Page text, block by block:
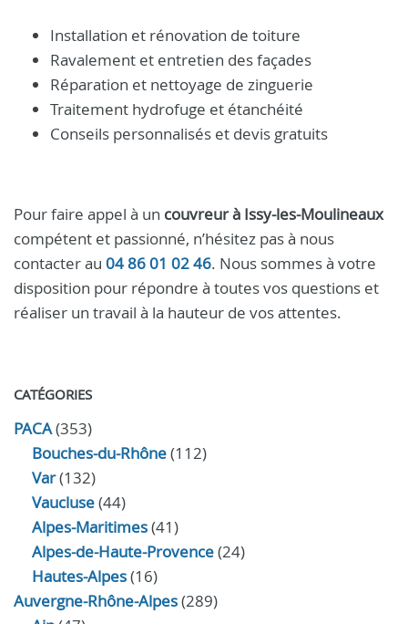
Installation et rénovation de toiture
Ravalement et entretien des façades
Réparation et nettoyage de zinguerie
Traitement hydrofuge et étanchéité
Conseils personnalisés et devis gratuits
Pour faire appel à un couvreur à Issy-les-Moulineaux
compétent et passionné, n’hésitez pas à nous
contacter au 04 86 01 02 46. Nous sommes à votre
disposition pour répondre à toutes vos questions et
réaliser un travail à la hauteur de vos attentes.
CATÉGORIES
PACA(353)
Bouches-du-Rhône(112)
Var(132)
Vaucluse(44)
Alpes-Maritimes(41)
Alpes-de-Haute-Provence(24)
Hautes-Alpes(16)
Auvergne-Rhône-Alpes(289)